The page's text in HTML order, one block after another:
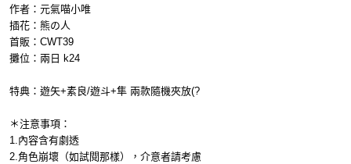
作者：元氣喵小唯
插花：熊の人
首販：CWT39
攤位：兩日 k24
特典：遊矢+素良/遊斗+隼 兩款隨機夾放(?
＊注意事項：
1.內容含有劇透
2.角色崩壞（如試閱那樣），介意者請考慮